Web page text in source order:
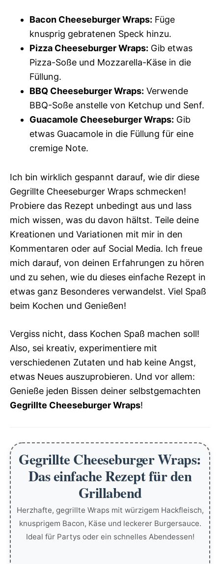
Bacon Cheeseburger Wraps: Füge
knusprig gebratenen Speck hinzu.
Pizza Cheeseburger Wraps: Gib etwas
Pizza-Soße und Mozzarella-Käse in die
Füllung.
BBQ Cheeseburger Wraps: Verwende
BBQ-Soße anstelle von Ketchup und Senf.
Guacamole Cheeseburger Wraps: Gib
etwas Guacamole in die Füllung für eine
cremige Note.
Ich bin wirklich gespannt darauf, wie dir diese
Gegrillte Cheeseburger Wraps schmecken!
Probiere das Rezept unbedingt aus und lass
mich wissen, was du davon hältst. Teile deine
Kreationen und Variationen mit mir in den
Kommentaren oder auf Social Media. Ich freue
mich darauf, von deinen Erfahrungen zu hören
und zu sehen, wie du dieses einfache Rezept in
etwas ganz Besonderes verwandelst. Viel Spaß
beim Kochen und Genießen!
Vergiss nicht, dass Kochen Spaß machen soll!
Also, sei kreativ, experimentiere mit
verschiedenen Zutaten und hab keine Angst,
etwas Neues auszuprobieren. Und vor allem:
Genieße jeden Bissen deiner selbstgemachten
Gegrillte Cheeseburger Wraps!
Gegrillte Cheeseburger Wraps:
Das einfache Rezept für den
Grillabend
Herzhafte, gegrillte Wraps mit würzigem Hackfleisch,
knusprigem Bacon, Käse und leckerer Burgersauce.
Ideal für Partys oder ein schnelles Abendessen!